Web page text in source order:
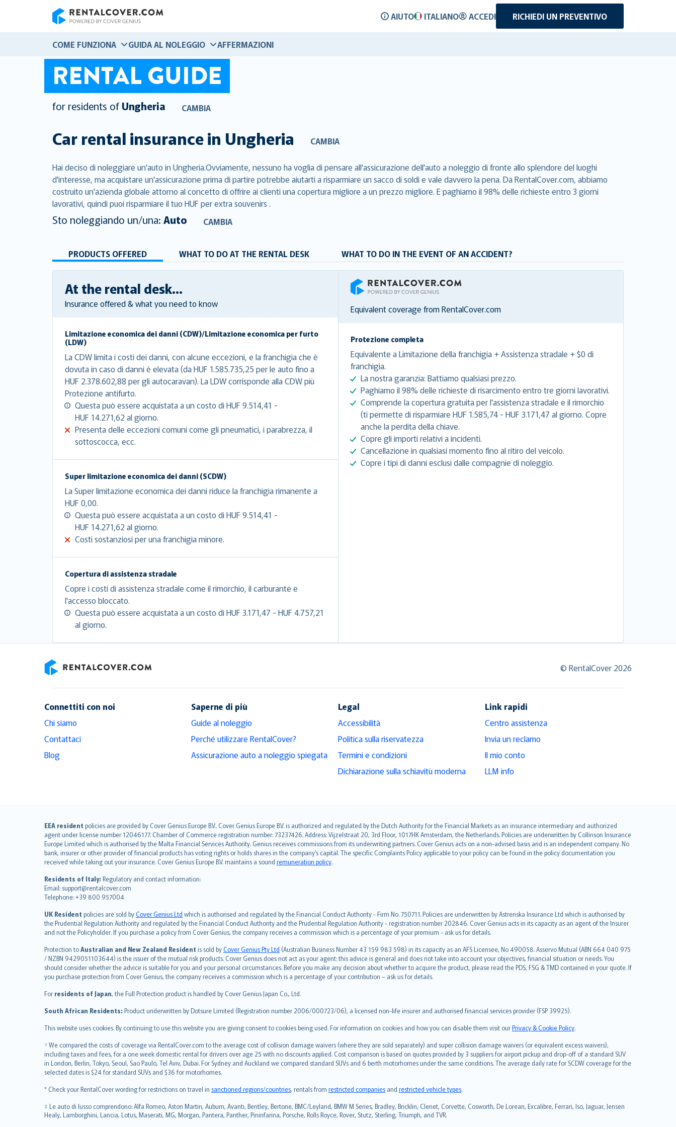
AIUTO ITALIANO ACCEDI RICHIEDI UN PREVENTIVO
COME FUNZIONA GUIDA AL NOLEGGIO AFFERMAZIONI
RENTAL GUIDE
for residents of Ungheria CAMBIA
Car rental insurance in Ungheria CAMBIA
Hai deciso di noleggiare un'auto in Ungheria.Ovviamente, nessuno ha voglia di pensare all'assicurazione dell'auto a noleggio di fronte allo splendore del luoghi
d'interesse, ma acquistare un'assicurazione prima di partire potrebbe aiutarti a risparmiare un sacco di soldi e vale davvero la pena. Da RentalCover.com, abbiamo
costruito un'azienda globale attorno al concetto di offrire ai clienti una copertura migliore a un prezzo migliore. E paghiamo il 98% delle richieste entro 3 giorni
lavorativi, quindi puoi risparmiare il tuo HUF per extra souvenirs .
Sto noleggiando un/una: Auto CAMBIA
PRODUCTS OFFERED WHAT TO DO AT THE RENTAL DESK WHAT TO DO IN THE EVENT OF AN ACCIDENT?
At the rental desk...
Insurance offered & what you need to know
Limitazione economica dei danni (CDW)/Limitazione economica per furto
(LDW)
La CDW limita i costi dei danni, con alcune eccezioni, e la franchigia che è
dovuta in caso di danni è elevata (da HUF 1.585.735,25 per le auto fino a
HUF 2.378.602,88 per gli autocaravan). La LDW corrisponde alla CDW più
Protezione antifurto.
Questa può essere acquistata a un costo di HUF 9.514,41 -
HUF 14.271,62 al giorno.
Presenta delle eccezioni comuni come gli pneumatici, i parabrezza, il
sottoscocca, ecc.
Super limitazione economica dei danni (SCDW)
La Super limitazione economica dei danni riduce la franchigia rimanente a
HUF 0,00.
Questa può essere acquistata a un costo di HUF 9.514,41 -
HUF 14.271,62 al giorno.
Costi sostanziosi per una franchigia minore.
Copertura di assistenza stradale
Copre i costi di assistenza stradale come il rimorchio, il carburante e
l'accesso bloccato.
Questa può essere acquistata a un costo di HUF 3.171,47 - HUF 4.757,21
al giorno.
RentalCover
Equivalent coverage from RentalCover.com
Protezione completa
Equivalente a Limitazione della franchigia + Assistenza stradale + $0 di
franchigia.
La nostra garanzia: Battiamo qualsiasi prezzo.
Paghiamo il 98% delle richieste di risarcimento entro tre giorni lavorativi.
Comprende la copertura gratuita per l'assistenza stradale e il rimorchio
(ti permette di risparmiare HUF 1.585,74 - HUF 3.171,47 al giorno. Copre
anche la perdita della chiave.
Copre gli importi relativi a incidenti.
Cancellazione in qualsiasi momento fino al ritiro del veicolo.
Copre i tipi di danni esclusi dalle compagnie di noleggio.
© RentalCover 2026
Connettiti con noi
Chi siamo
Contattaci
Blog
Saperne di più
Guide al noleggio
Perché utilizzare RentalCover?
Assicurazione auto a noleggio spiegata
Legal
Accessibilità
Politica sulla riservatezza
Termini e condizioni
Dichiarazione sulla schiavitù moderna
Link rapidi
Centro assistenza
Invia un reclamo
Il mio conto
LLM info
EEA resident policies are provided by Cover Genius Europe B.V.. Cover Genius Europe B.V. is authorized and regulated by the Dutch Authority for the Financial Markets as an insurance intermediary and authorized
agent under license number 12046177. Chamber of Commerce registration number: 73237426. Address: Vijzelstraat 20, 3rd Floor, 1017HK Amsterdam, the Netherlands. Policies are underwritten by Collinson Insurance
Europe Limited which is authorised by the Malta Financial Services Authority. Genius receives commissions from its underwriting partners. Cover Genius acts on a non-advised basis and is an independent company. No
bank, insurer or other provider of financial products has voting rights or holds shares in the company’s capital. The specific Complaints Policy applicable to your policy can be found in the policy documentation you
received while taking out your insurance. Cover Genius Europe B.V. maintains a sound remuneration policy.
Residents of Italy: Regulatory and contact information:
Email: support@rentalcover.com
Telephone: +39 800 957004
UK Resident policies are sold byCover Genius Ltd which is authorised and regulated by the Financial Conduct Authority - Firm No. 750711. Policies are underwritten by Astrenska Insurance Ltd which is authorised by
the Prudential Regulation Authority and regulated by the Financial Conduct Authority and the Prudential Regulation Authority - registration number 202846. Cover Genius acts in its capacity as an agent of the Insurer
and not the Policyholder. If you purchase a policy from Cover Genius, the company receives a commission which is a percentage of your premium - ask us for details.
Protection toAustralian and New Zealand Resident is sold byCover Genius Pty Ltd (Australian Business Number 43 159 983 598) in its capacity as an AFS Licensee, No 490058. Asservo Mutual (ABN 664 040 975
/ NZBN 9429051103644) is the issuer of the mutual risk products. Cover Genius does not act as your agent: this advice is general and does not take into account your objectives, financial situation or needs. You
should consider whether the advice is suitable for you and your personal circumstances. Before you make any decision about whether to acquire the product, please read the PDS, FSG & TMD contained in your quote. If
you purchase protection from Cover Genius, the company receives a commission which is a percentage of your contribution – ask us for details.
For residents of Japan, the Full Protection product is handled by Cover Genius Japan Co., Ltd.
South African Residents: Product underwritten by Dotsure Limited (Registration number 2006/000723/06), a licensed non-life insurer and authorised financial services provider (FSP 39925).
This website uses cookies. By continuing to use this website you are giving consent to cookies being used. For information on cookies and how you can disable them visit ourPrivacy & Cookie Policy.
† We compared the costs of coverage via RentalCover.com to the average cost of collision damage waivers (where they are sold separately) and super collision damage waivers (or equivalent excess waivers),
including taxes and fees, for a one week domestic rental for drivers over age 25 with no discounts applied. Cost comparison is based on quotes provided by 3 suppliers for airport pickup and drop-off of a standard SUV
in London, Berlin, Tokyo, Seoul, Sao Paulo, Tel Aviv, Dubai. For Sydney and Auckland we compared standard SUVs and 6 berth motorhomes under the same conditions. The average daily rate for SCDW coverage for the
selected dates is $24 for standard SUVs and $36 for motorhomes.
* Check your RentalCover wording for restrictions on travel in sanctioned regions/countries, rentals from restricted companies and restricted vehicle types.
‡ Le auto di lusso comprendono: Alfa Romeo, Aston Martin, Auburn, Avanti, Bentley, Bertone, BMC/Leyland, BMW M Series, Bradley, Bricklin, Clenet, Corvette, Cosworth, De Lorean, Excalibre, Ferrari, Iso, Jaguar, Jensen
Healy, Lamborghini, Lancia, Lotus, Maserati, MG, Morgan, Pantera, Panther, Pininfarina, Porsche, Rolls Royce, Rover, Stutz, Sterling, Triumph, and TVR.
English (UK)
English (US)
Deutsch
français
Nederlands
español
italiano
简体中文
繁體中文
Português
polski
עברית
Português
svenska
日本語
한국어
norsk
suomi
العربيّة
Türkçe
Русский
ภาษาไทย
български